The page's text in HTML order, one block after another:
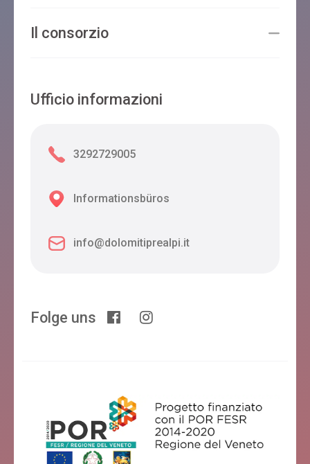
Il consorzio
Ufficio informazioni
3292729005
Informationsbüros
info@dolomitiprealpi.it
Folge uns